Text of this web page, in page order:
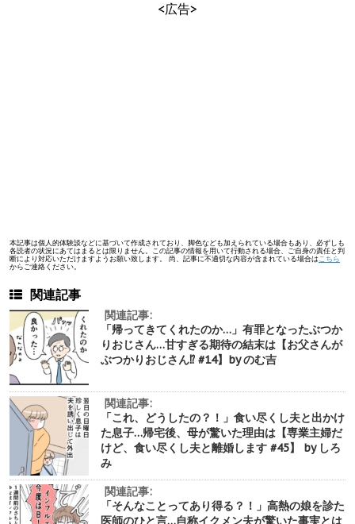
<広告>
本記事は個人的体験談などに基づいて作成されており、脚色なども加えられている場合もあり、必ずしも
各読者の状況にあてはまるとは限りません。この記事の情報を用いて行動される場合、ご自身の責任と判
断により対応いただけますようお願い致します。 尚、記事に不適切な内容が含まれている場合はこちら
からご連絡ください。
関連記事
関連記事:
「帰ってきてくれたのか…」有罪となったぶつか
りおじさん…甘すぎる期待の結末は【お父さんが
ぶつかりおじさん⁉︎ #14】by のむ吉
関連記事:
「これ、どうしたの？！」食い尽くし夫と出かけ
た息子…帰宅後、母が驚いた理由は【専業主婦だ
けど、食い尽くし夫と離婚します #45】 by しろ
み
関連記事:
「そんなことってあり得る？！」高熱の娘を診た